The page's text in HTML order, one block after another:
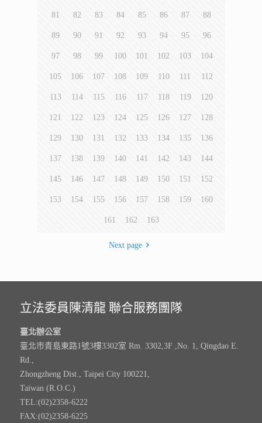
81 82 83 84 85 86 87 88
89 90 91 92 93 94 95 96
97 98 99 100 101 102 103 104
105 106 107 108 109 110 111 112
113 114 115 116 117 118 119 120
121 122 123 124 125 126 127 128
129 130 131 132 133 134 135 136
137 138 139 140 141 142 143 144
145 146 147 148 149 150 151 152
153 154 155 156 157 158 159 160
161 162 163
Next page
立法委員陳清龍 聯合服務團隊
臺北辦公室
臺北市青島東路1號3樓3302室 Rm. 3302,3F ,No. 1, Qingdao E.
Rd.,
Zhongzheng Dist., Taipei City 100221,
Taiwan (R.O.C.)
TEL:(02)2358-6222
FAX:(02)2358-6225